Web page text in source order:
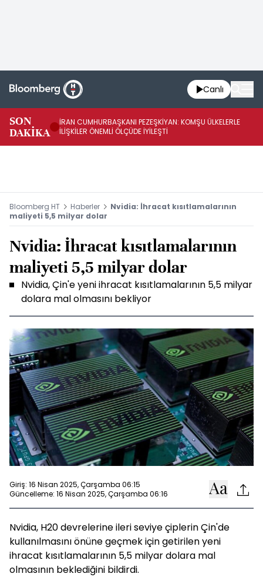
Canlı
SON
DAKİKA
İRAN CUMHURBAŞKANI PEZEŞKİYAN: KOMŞU ÜLKELERLE
İLİŞKİLER ÖNEMLİ ÖLÇÜDE İYİLEŞTİ
Bloomberg HT Haberler
Nvidia: İhracat kısıtlamalarının
maliyeti 5,5 milyar dolar
Nvidia: İhracat kısıtlamalarının
maliyeti 5,5 milyar dolar
Nvidia, Çin'e yeni ihracat kısıtlamalarının 5,5 milyar
dolara mal olmasını bekliyor
Giriş: 16 Nisan 2025, Çarşamba 06:15
Güncelleme: 16 Nisan 2025, Çarşamba 06:16
Nvidia, H20 devrelerine ileri seviye çiplerin Çin'de
kullanılmasını önüne geçmek için getirilen yeni
ihracat kısıtlamalarının 5,5 milyar dolara mal
olmasının beklediğini bildirdi.